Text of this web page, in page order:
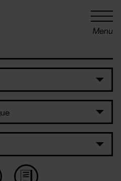
Menu